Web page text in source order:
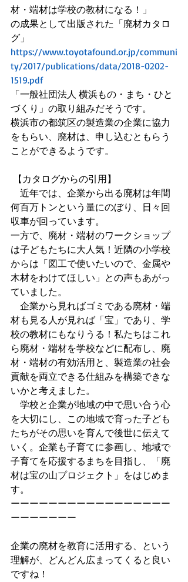
材・端材は学校の教材になる！」
の成果として出版された「廃材カタロ
グ」
https://www.toyotafound.or.jp/communi
ty/2017/publications/data/2018-0202-
1519.pdf
「一般社団法人 横浜もの・まち・ひと
づくり」の取り組みだそうです。
横浜市の都筑区の製造業の企業に協力
をもらい、廃材は、申し込むともらう
ことができるようです。
【カタログからの引用】
近年では、企業から出る廃材は年間
何百万トンという量にのぼり、日々回
収車が回っています。
一方で、廃材・端材のワークショップ
は子どもたちに大人気！近隣の小学校
からは「図工で使いたいので、金属や
木材をわけてほしい」との声もあがっ
ていました。
企業から見ればゴミである廃材・端
材も見る人が見れば「宝」であり、学
校の教材にもなりうる！私たちはこれ
ら廃材・端材を学校などに配布し、廃
材・端材の有効活用と、製造業の社会
貢献を両立できる仕組みを構築できな
いかと考えました。
学校と企業が地域の中で思い合う心
を大切にし、この地域で育った子ども
たちがその思いを育んで後世に伝えて
いく。企業も子育てに参画し、地域で
子育てを応援するまちを目指し、「廃
材は宝の山プロジェクト」をはじめま
す。
ーーーーーーーーーーーーーーーーー
ーーーーーーー
企業の廃材を教育に活用する、という
理解が、どんどん広まってくると良い
ですね！